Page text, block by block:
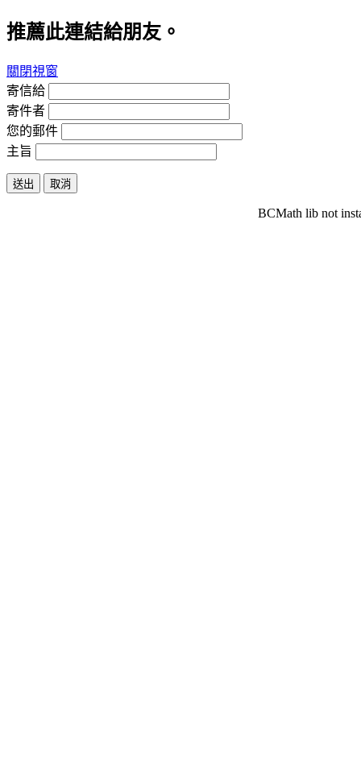
推薦此連結給朋友。
關閉視窗
寄信給
寄件者
您的郵件
主旨
送出 取消
BCMath lib not